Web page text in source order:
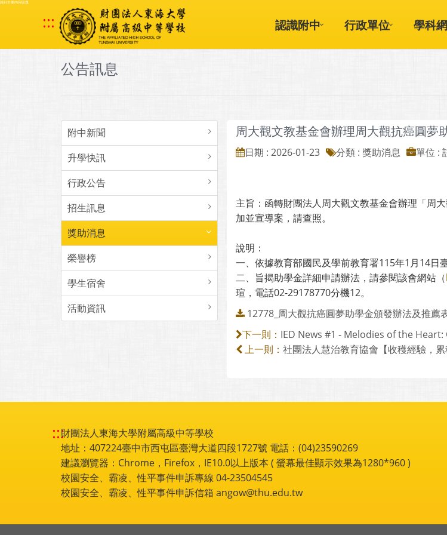
跳到主要內容區塊
::: 認識附中 行政單位 學科
公告訊息
附中新聞
升學快訊
行政公告
招生訊息
獎助消息
榮譽榜
學生宿舍
活動資訊
周大觀文教基金會辦理周大觀抗癌圓夢
日期 : 2026-01-23 分類 : 獎助消息 單位 :
主旨：函轉財團法人周大觀文教基金會辦理「周
加並宣導案，請查照。
說明：
一、依據教育部國民及學前教育署115年1月14日
二、旨揭助學金詳細申請辦法，請參閱該會網站（
瑄，電話02-29178770分機12。
12778_周大觀抗癌圓夢助學金頒發辦法及推薦
下一則： IED News #1 - Melodies of the
上一則： 社團法人慧治教育協會【收穫經驗，
:::財團法人東海大學附屬高級中等學校
地址：407224臺中市西屯區臺灣大道四段1727號 電話：(04)23590269
建議瀏覽器：Chrome，Firefox，IE10.0以上版本 ( 螢幕最佳顯示效果為1280*960 )
校園安全、霸凌、性平事件申訴專線 04-23504545
校園安全、霸凌、性平事件申訴信箱 angow@thu.edu.tw